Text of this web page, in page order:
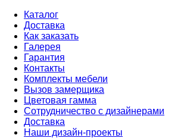
Каталог
Доставка
Как заказать
Галерея
Гарантия
Контакты
Комплекты мебели
Вызов замерщика
Цветовая гамма
Сотрудничество с дизайнерами
Доставка
Наши дизайн-проекты